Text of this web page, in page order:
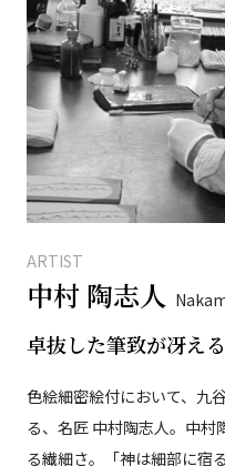
ARTIST
中村 陶志人
卓抜した筆致が冴え
色絵細密絵付において、九
る、名匠 中村陶志人。中村
る繊細さ。「神は細部に宿